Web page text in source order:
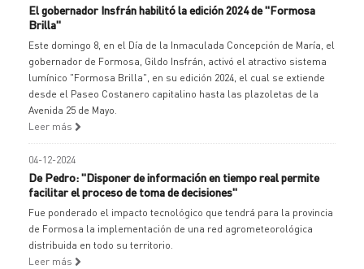
El gobernador Insfrán habilitó la edición 2024 de "Formosa
Brilla"
Este domingo 8, en el Día de la Inmaculada Concepción de María, el
gobernador de Formosa, Gildo Insfrán, activó el atractivo sistema
lumínico "Formosa Brilla", en su edición 2024, el cual se extiende
desde el Paseo Costanero capitalino hasta las plazoletas de la
Avenida 25 de Mayo.
Leer más
04-12-2024
De Pedro: "Disponer de información en tiempo real permite
facilitar el proceso de toma de decisiones"
Fue ponderado el impacto tecnológico que tendrá para la provincia
de Formosa la implementación de una red agrometeorológica
distribuida en todo su territorio.
Leer más